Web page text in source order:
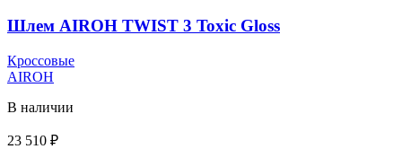
выбрать
Шлем AIROH TWIST 3 Toxic Gloss
Кроссовые
AIROH
В наличии
23 510 ₽